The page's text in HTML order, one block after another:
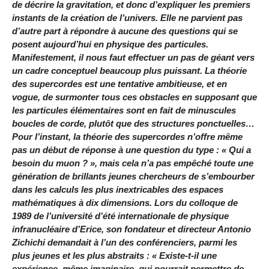
de décrire la gravitation, et donc d’expliquer les premiers
instants de la création de l’univers. Elle ne parvient pas
d’autre part à répondre à aucune des questions qui se
posent aujourd’hui en physique des particules.
Manifestement, il nous faut effectuer un pas de géant vers
un cadre conceptuel beaucoup plus puissant. La théorie
des supercordes est une tentative ambitieuse, et en
vogue, de surmonter tous ces obstacles en supposant que
les particules élémentaires sont en fait de minuscules
boucles de corde, plutôt que des structures ponctuelles…
Pour l’instant, la théorie des supercordes n’offre même
pas un début de réponse à une question du type : « Qui a
besoin du muon ? », mais cela n’a pas empêché toute une
génération de brillants jeunes chercheurs de s’embourber
dans les calculs les plus inextricables des espaces
mathématiques à dix dimensions. Lors du colloque de
1989 de l’université d’été internationale de physique
infranucléaire d’Erice, son fondateur et directeur Antonio
Zichichi demandait à l’un des conférenciers, parmi les
plus jeunes et les plus abstraits : « Existe-t-il une